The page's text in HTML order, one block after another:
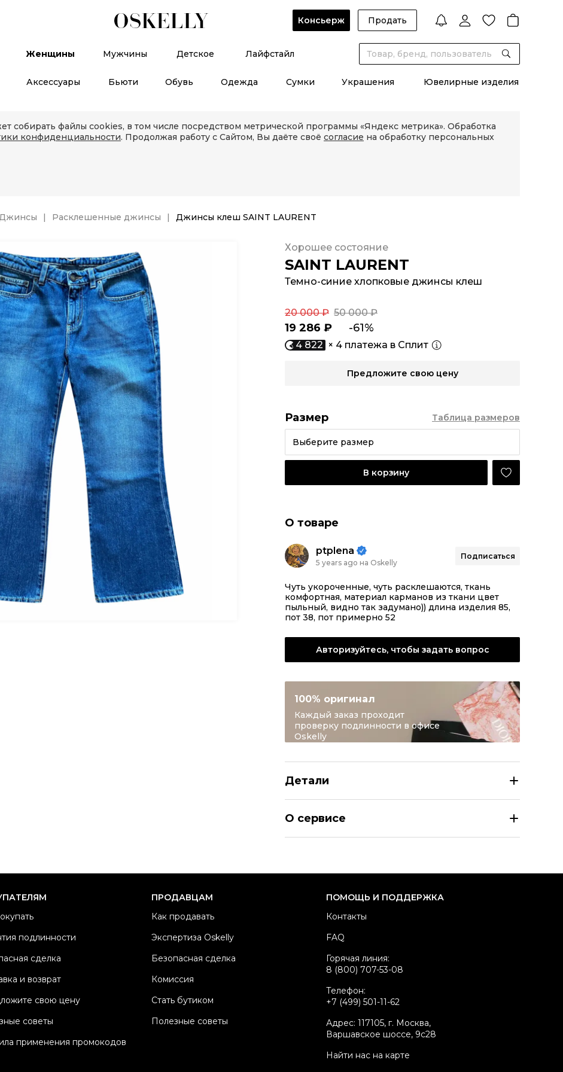
Консьерж Продать
Женщины Мужчины Детское Лайфстайл
Аксессуары Бьюти Обувь Одежда Сумки Украшения Ювелирные изделия
собирать файлы cookies, в том числе посредством метрической программы «Яндекс метрика». Обработка
конфиденциальности. Продолжая работу с Сайтом, Вы даёте своё согласие на обработку персональных
Расклешенные джинсы Джинсы клеш SAINT LAURENT
SAINT LAURENT
Темно-синие хлопковые джинсы клеш
Хорошее состояние
19 286 ₽ -61%
20 000 ₽ 50 000 ₽
4 822 × 4 платежа в Сплит
Предложите свою цену
Размер
Выберите размер
Таблица размеров
В корзину
О товаре
ptplena
5 years ago на Oskelly
Подписаться
Чуть укороченные, чуть расклешаются, ткань
комфортная, материал карманов из ткани цвет
пыльный, видно так задумано)) длина изделия 85,
пот 38, пот примерно 52
Авторизуйтесь, чтобы задать вопрос
100% оригинал
Каждый заказ проходит
проверку подлинности в офисе
Oskelly
Детали
Материал джинсов
Состояние товара
Oskelly ID
О сервисе
подлинности
сделка
и возврат
свою цену
советы
применения промокодов
ПРОДАВЦАМ
Как продавать
Экспертиза Oskelly
Безопасная сделка
Комиссия
Стать бутиком
Полезные советы
ПОМОЩЬ И ПОДДЕРЖКА
Контакты
FAQ
Горячая линия:
8 (800) 707-53-08
Телефон:
+7 (499) 501-11-62
Адрес: 117105, г. Москва,
Варшавское шоссе, 9с28
Найти нас на карте